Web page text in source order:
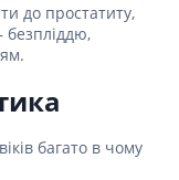
до простатиту,
безпліддю,
багато в чому